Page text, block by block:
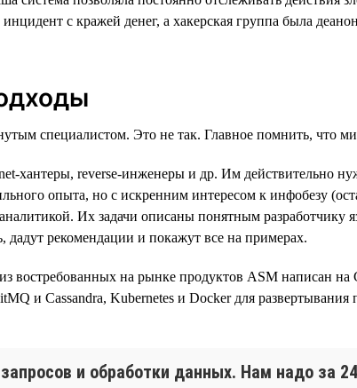
с кражей денег, а хакерская группа была
специалистом. Это не так. Главное помнить, что
хантеры, reverse-инженеры и др. Им действительно
опыта, но с искренним интересом к инфобезу
Их задачи описаны понятным
дадут рекомендации и покажут все на примерах.
на рынке продуктов ASM написан на
и Cassandra, Kubernetes и Docker для
и обработки данных. Нам надо за